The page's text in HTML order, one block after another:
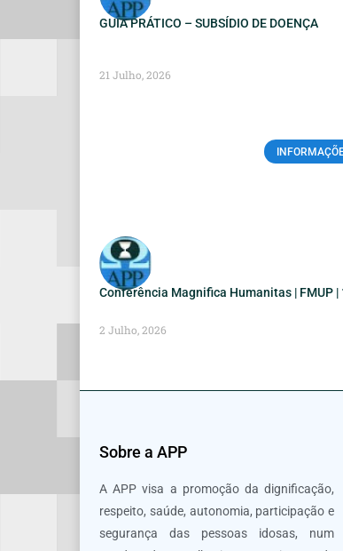
GUIA PRÁTICO – SUBSÍDIO DE DOENÇA
21 Julho, 2026
Conferência Magnifica Humanitas | FMUP |
2 Julho, 2026
Sobre a APP
A APP visa a promoção da dignificação,
respeito, saúde, autonomia, participação e
segurança das pessoas idosas, num